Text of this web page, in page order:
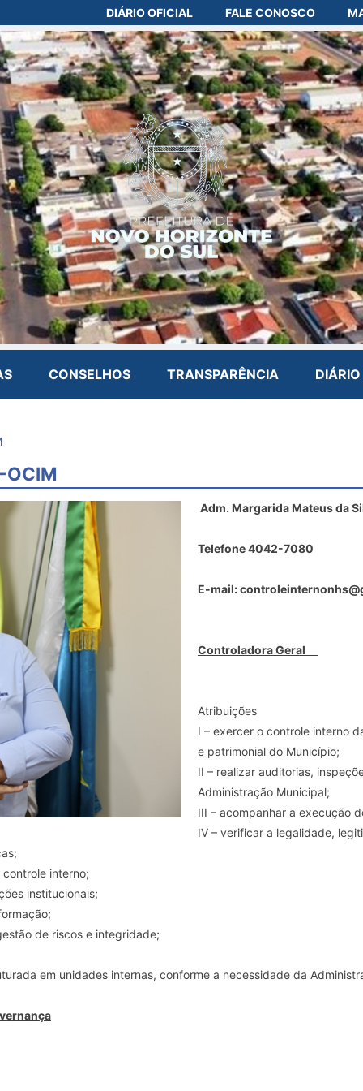
DIÁRIO OFICIAL FALE CONOSCO
CONSELHOS TRANSPARÊNCIA
OCIM
Adm. Margarida Mateus da
Telefone 4042-7080
E-mail:
Controladora Geral
Atribuições
I – exercer o controle interno
e patrimonial do Município;
II – realizar auditorias,
Administração Municipal;
III – acompanhar a execução
IV – verificar a legalidade,
interno;
institucionais;
de riscos e integridade;
em unidades internas, conforme a necessidade da